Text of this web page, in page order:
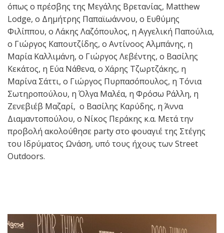
όπως o πρέσβης της Μεγάλης Βρετανίας, Matthew
Lodge, ο Δημήτρης Παπαϊωάννου, o Ευθύμης
Φιλίππου, ο Λάκης Λαζόπουλος, η Αγγελική Παπούλια,
ο Γιώργος Καπουτζίδης, ο Αντίνοος Αλμπάνης, η
Μαρία Καλλιμάνη, ο Γιώργος Λεβέντης, ο Βασίλης
Κεκάτος, η Εύα Νάθενα, ο Χάρης Τζωρτζάκης, η
Μαρίνα Σάττι, ο Γιώργος Πυρπασόπουλος, η Τόνια
Σωτηροπούλου, η Όλγα Μαλέα, η Φρόσω Ράλλη, η
Ζενεβιέβ Μαζαρί, ο Βασίλης Καρύδης, η Άννα
Διαμαντοπούλου, ο Νίκος Περάκης κ.α. Μετά την
προβολή ακολούθησε party στο φουαγιέ της Στέγης
του Ιδρύματος Ωνάση, υπό τους ήχους των Street
Outdoors.